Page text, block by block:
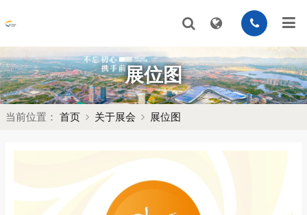
展位图
当前位置： 首页 关于展会 展位图